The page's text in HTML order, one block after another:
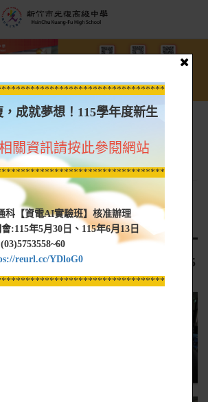
動花絮
活動花絮-電機電子資訊
學陳昭秀副教授照片-1060405
機電子資訊
大學陳昭秀副教授照片-1060405
，成就夢想！115學年度新生
關資訊請按此參閱網站
科【資電AI實驗班】核准辦理
:115年5月30日、115年6月13日
reurl.cc/YDloG0